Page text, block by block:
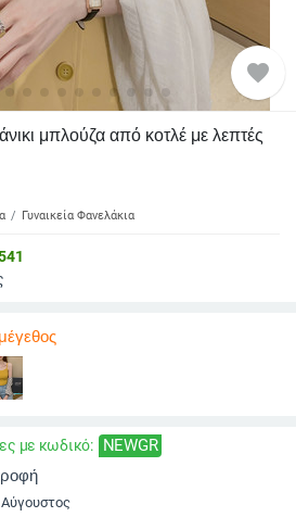
favorite
μπλούζα από κοτλέ με λεπτές
Γυναικεία Φανελάκια
με κωδικό: NEWGR